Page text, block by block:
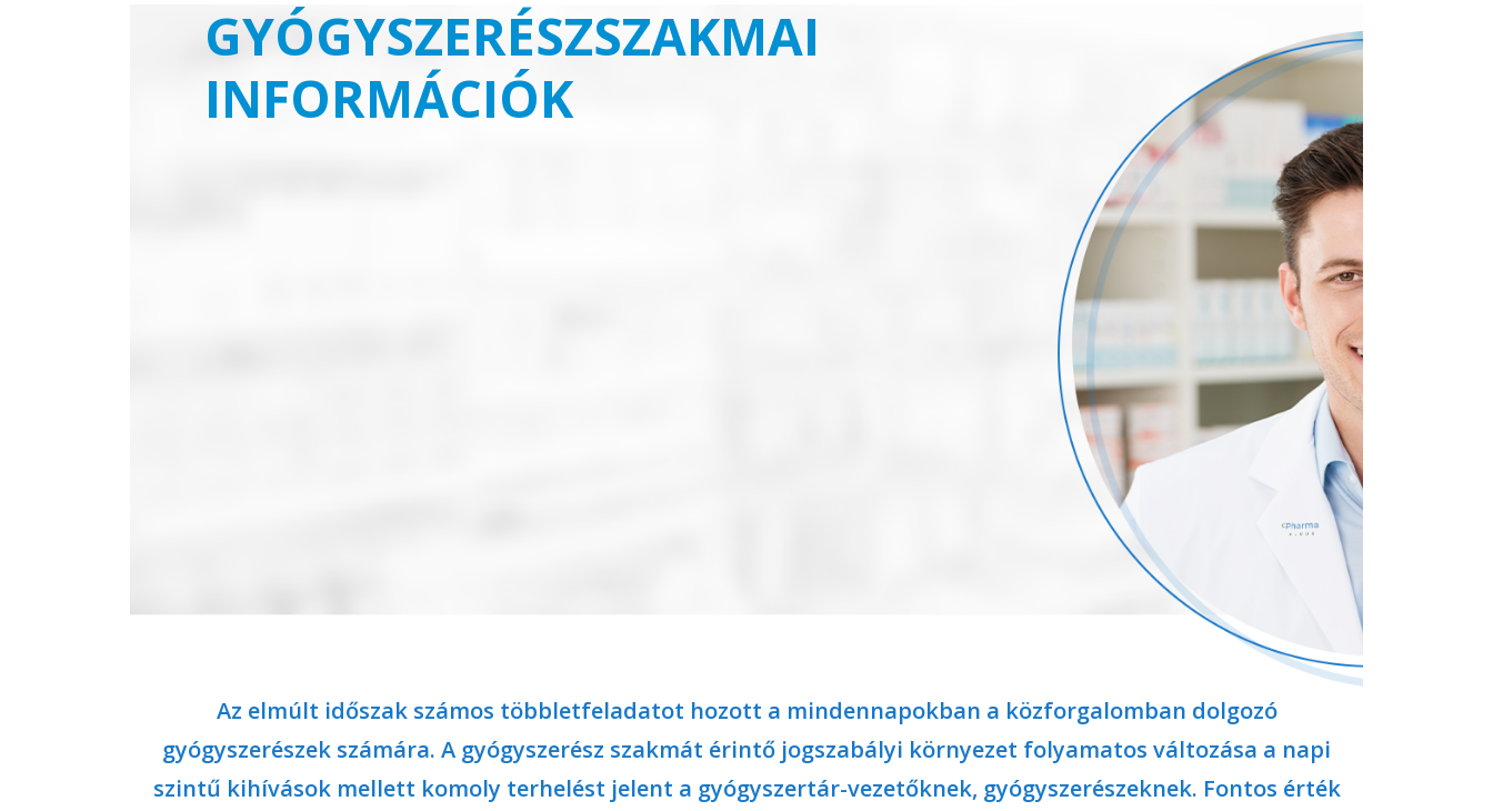
GYÓGYSZERÉSZSZAKMAI
INFORMÁCIÓK
Az elmúlt időszak számos többletfeladatot hozott a mindennapokban a közforgalomban dolgozó
gyógyszerészek számára. A gyógyszerész szakmát érintő jogszabályi környezet folyamatos változása a napi
szintű kihívások mellett komoly terhelést jelent a gyógyszertár-vezetőknek, gyógyszerészeknek. Fontos érték